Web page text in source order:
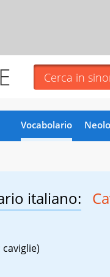
Vocabolario
italiano: